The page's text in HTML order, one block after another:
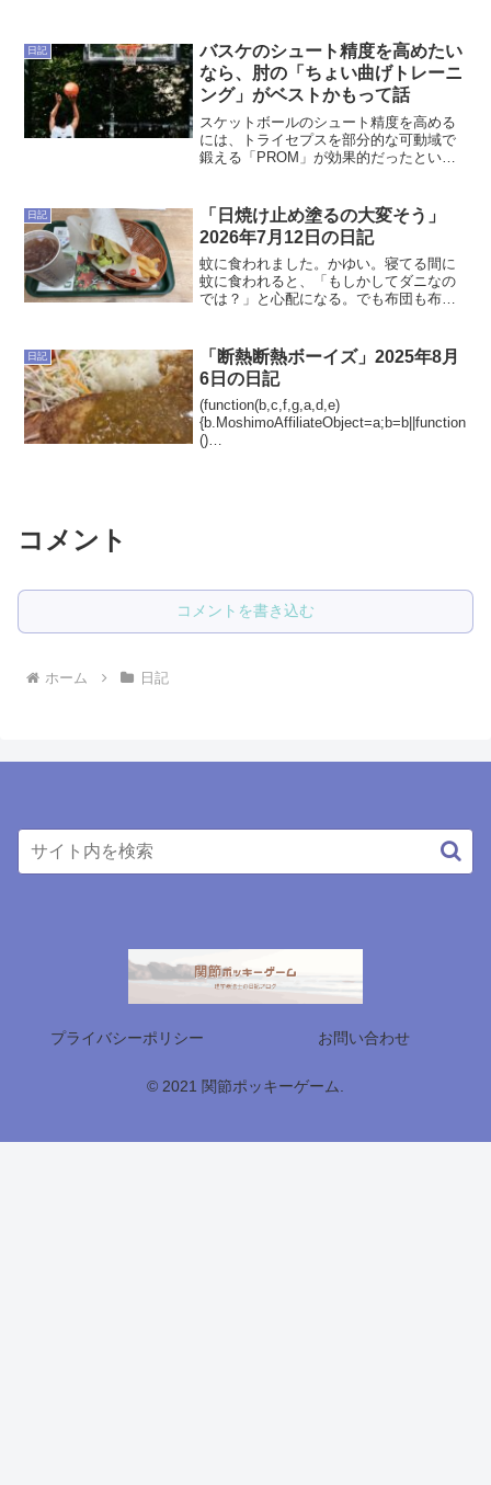
日記
バスケのシュート精度を高めたい
なら、肘の「ちょい曲げトレーニ
ング」がベストかもって話
スケットボールのシュート精度を高める
には、トライセプスを部分的な可動域で
鍛える「PROM」が効果的だったという
日記
「日焼け止め塗るの大変そう」
2026年7月12日の日記
蚊に食われました。かゆい。寝てる間に
蚊に食われると、「もしかしてダニなの
では？」と心配になる。でも布団も布団
ですよね。心配と言えばオモコロチャン
ネルの余計な心配座談会を...
日記
「断熱断熱ボーイズ」2025年8月
6日の日記
(function(b,c,f,g,a,d,e)
{b.MoshimoAffiliateObject=a;b=b||function
()
コメント
コメントを書き込む
ホーム 日記
プライバシーポリシー お問い合わせ
© 2021 関節ポッキーゲーム.